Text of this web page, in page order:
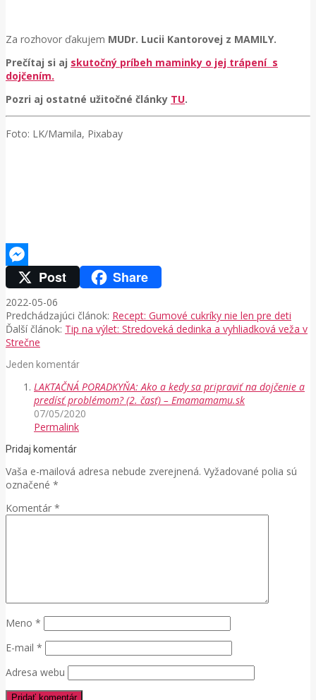
Za rozhovor ďakujem MUDr. Lucii Kantorovej z MAMILY.
Prečítaj si aj skutočný príbeh maminky o jej trápení s
dojčením.
Pozri aj ostatné užitočné články TU.
Foto: LK/Mamila, Pixabay
Messenger
Post Share
2022-05-06
Predchádzajúci článok: Recept: Gumové cukríky nie len pre deti
Ďalší článok: Tip na výlet: Stredoveká dedinka a vyhliadková veža v
Strečne
Jeden komentár
LAKTAČNÁ PORADKYŇA: Ako a kedy sa pripraviť na dojčenie a
predísť problémom? (2. časť) – Emamamamu.sk
07/05/2020
Permalink
Pridaj komentár
Vaša e-mailová adresa nebude zverejnená. Vyžadované polia sú
označené *
Komentár *
Meno *
E-mail *
Adresa webu